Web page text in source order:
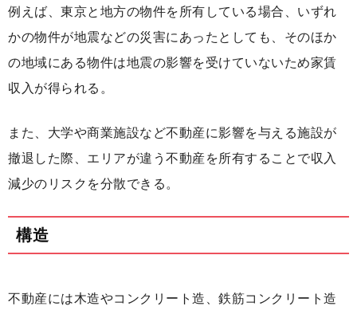
例えば、東京と地方の物件を所有している場合、いずれ
かの物件が地震などの災害にあったとしても、そのほか
の地域にある物件は地震の影響を受けていないため家賃
収入が得られる。
また、大学や商業施設など不動産に影響を与える施設が
撤退した際、エリアが違う不動産を所有することで収入
減少のリスクを分散できる。
構造
不動産には木造やコンクリート造、鉄筋コンクリート造